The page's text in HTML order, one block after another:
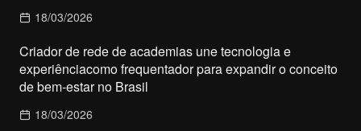
18/03/2026
Criador de rede de academias une tecnologia e
experiênciacomo frequentador para expandir o conceito
de bem-estar no Brasil
18/03/2026